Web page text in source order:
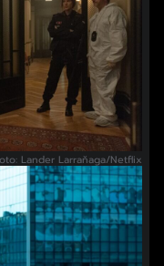
Lander Larraňaga/Netflix